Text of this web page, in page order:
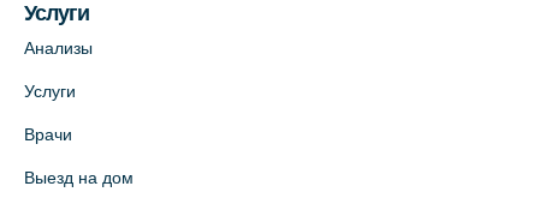
Услуги
Анализы
Услуги
Врачи
Выезд на дом